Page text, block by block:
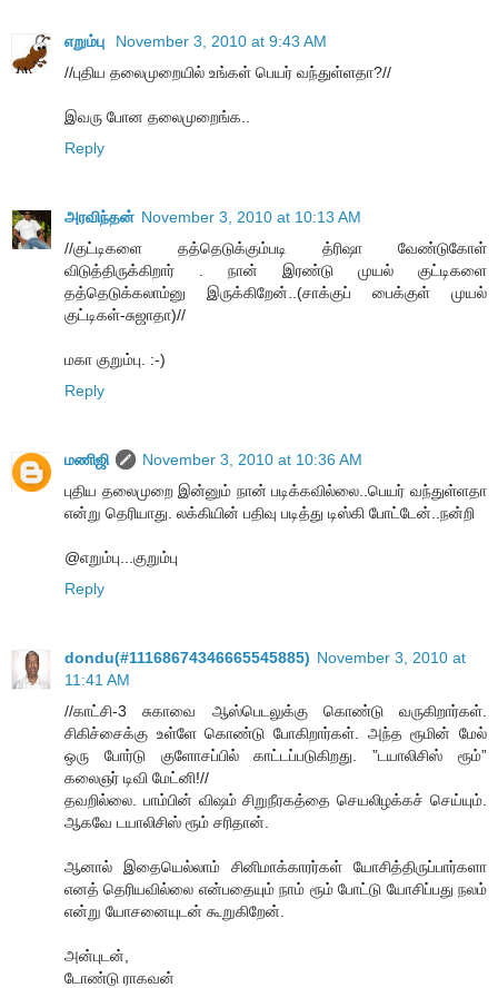
எறும்பு
November 3, 2010 at 9:43 AM
//புதிய தலைமுறையில் உங்கள் பெயர் வந்துள்ளதா?//
இவரு போன தலைமுறைங்க..
Reply
அரவிந்தன் November 3, 2010 at 10:13 AM
//குட்டிகளை தத்தெடுக்கும்படி த்ரிஷா வேண்டுகோள்
விடுத்திருக்கிறார் . நான் இரண்டு முயல் குட்டிகளை
தத்தெடுக்கலாம்னு இருக்கிறேன்..(சாக்குப் பைக்குள் முயல்
குட்டிகள்-சுஜாதா)//
மகா குறும்பு. :-)
Reply
மணிஜி
November 3, 2010 at 10:36 AM
புதிய தலைமுறை இன்னும் நான் படிக்கவில்லை..பெயர் வந்துள்ளதா
என்று தெரியாது. லக்கியின் பதிவு படித்து டிஸ்கி போட்டேன்..நன்றி
@எறும்பு...குறும்பு
Reply
dondu(#11168674346665545885) November 3, 2010 at
11:41 AM
//காட்சி-3 சுகாவை ஆஸ்பெடலுக்கு கொண்டு வருகிறார்கள்.
சிகிச்சைக்கு உள்ளே கொண்டு போகிறார்கள். அந்த ரூமின் மேல்
ஒரு போர்டு குளோசப்பில் காட்டப்படுகிறது. ”டயாலிசிஸ் ரூம்”
கலைஞர் டிவி மேட்னி!//
தவறில்லை. பாம்பின் விஷம் சிறுநீரகத்தை செயலிழக்கச் செய்யும்.
ஆகவே டயாலிசிஸ் ரூம் சரிதான்.
ஆனால் இதையெல்லாம் சினிமாக்காரர்கள் யோசித்திருப்பார்களா
எனத் தெரியவில்லை என்பதையும் நாம் ரூம் போட்டு யோசிப்பது நலம்
என்று யோசனையுடன் கூறுகிறேன்.
அன்புடன்,
டோண்டு ராகவன்